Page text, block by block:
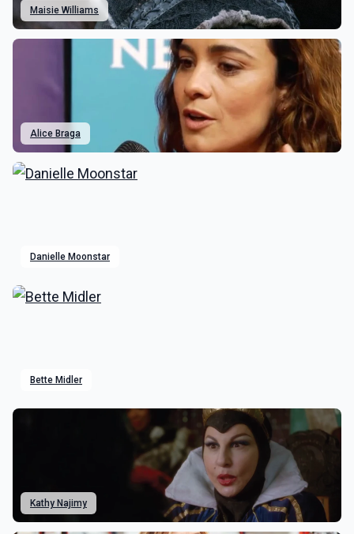
Maisie Williams
Alice Braga
Danielle Moonstar
Bette Midler
Kathy Najimy